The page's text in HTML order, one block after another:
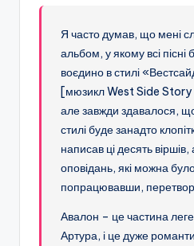
Я часто думав, що мені
альбом, у якому всі пісні
воєдино в стилі
[мюзикл West Side
але завжди здавалося,
стилі буде занадто
написав ці десять
оповідань, які можна
попрацювавши,
Авалон – це частина
Артура, і це дуже